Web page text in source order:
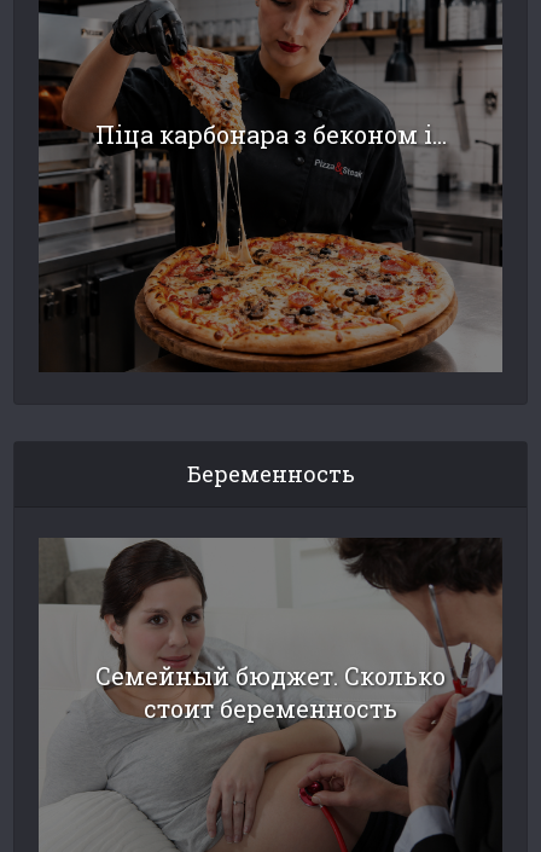
Піца карбонара з беконом і...
Беременность
Семейный бюджет. Сколько
стоит беременность